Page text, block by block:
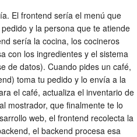
El frontend sería el menú que
y la persona que te atiende
sería la cocina, los cocineros
con los ingredientes y el sistema
de datos). Cuando pides un café,
toma tu pedido y lo envía a la
el café, actualiza el inventario de
mostrador, que finalmente te lo
web, el frontend recolecta la
el backend procesa esa